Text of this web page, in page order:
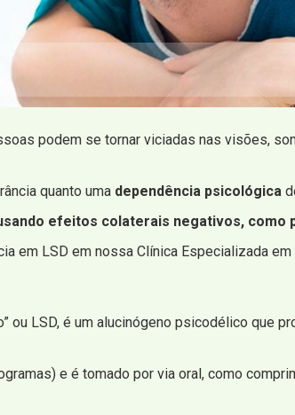
podem se tornar viciadas nas visões,
quanto uma dependência psicológica
efeitos colaterais negativos, como
em LSD em nossa Clínica Especializada em
ou LSD, é um alucinógeno psicodélico que
e é tomado por via oral, como